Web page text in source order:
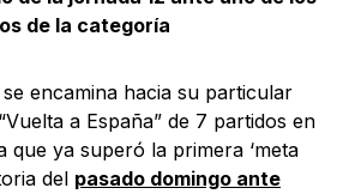
de la categoría
encamina hacia su particular
a España” de 7 partidos en
que ya superó la primera ‘meta
del pasado domingo ante